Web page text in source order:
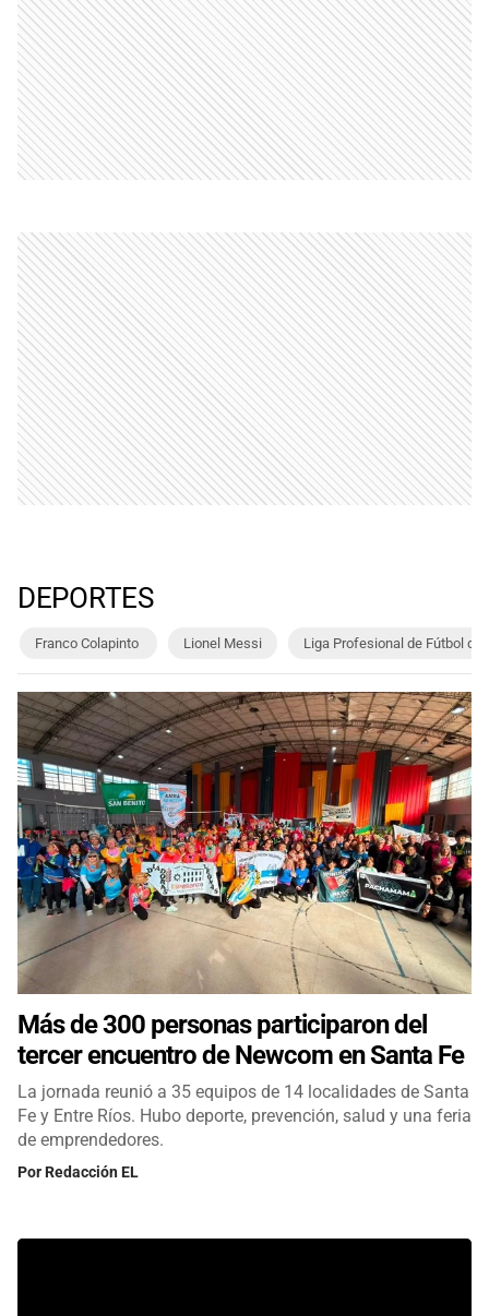
DEPORTES
Franco Colapinto Lionel Messi Liga Profesional de Fútbol de
Más de 300 personas participaron del
tercer encuentro de Newcom en Santa Fe
La jornada reunió a 35 equipos de 14 localidades de Santa
Fe y Entre Ríos. Hubo deporte, prevención, salud y una feria
de emprendedores.
PorRedacción EL